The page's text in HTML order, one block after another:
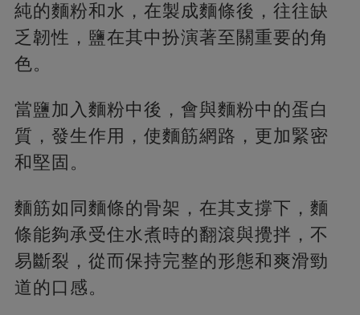
純的麵粉和水，在製成麵條後，往往缺
乏韌性，鹽在其中扮演著至關重要的角
色。
當鹽加入麵粉中後，會與麵粉中的蛋白
質，發生作用，使麵筋網路，更加緊密
和堅固。
麵筋如同麵條的骨架，在其支撐下，麵
條能夠承受住水煮時的翻滾與攪拌，不
易斷裂，從而保持完整的形態和爽滑勁
道的口感。